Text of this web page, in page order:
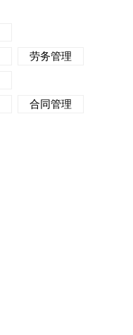
劳务管理
合同管理